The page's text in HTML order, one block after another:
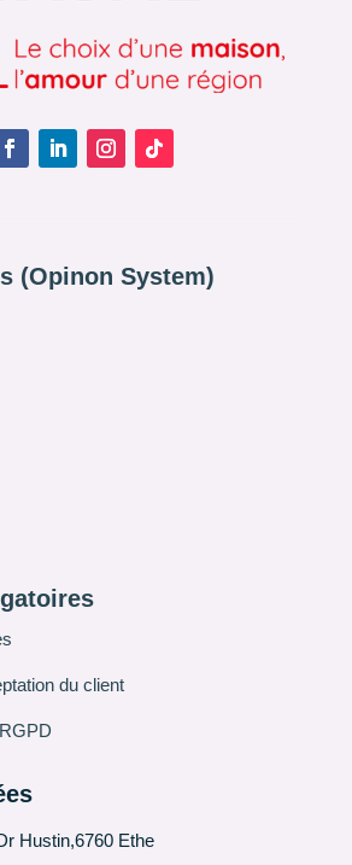
(Opinon System)
du client
Hustin,6760 Ethe